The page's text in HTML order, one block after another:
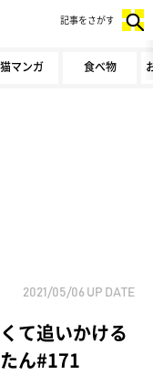
猫マンガ 食べ物
記事をさがす
2021/05/06 UP DATE
て追いかける
ん#171